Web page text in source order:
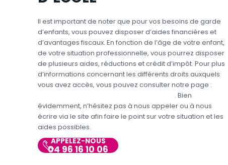
Il est important de noter que pour vos besoins de garde
d’enfants, vous pouvez disposer d’aides financières et
d’avantages fiscaux. En fonction de l’âge de votre enfant,
de votre situation professionnelle, vous pourrez disposer
de plusieurs aides, réductions et crédit d’impôt. Pour plus
d’informations concernant les différents droits auxquels
vous avez accès, vous pouvez consulter notre page :
. Bien
évidemment, n’hésitez pas à nous appeler ou à nous
écrire via le site afin faire le point sur votre situation et les
aides possibles.
APPELEZ-NOUS
04 96 16 10 06